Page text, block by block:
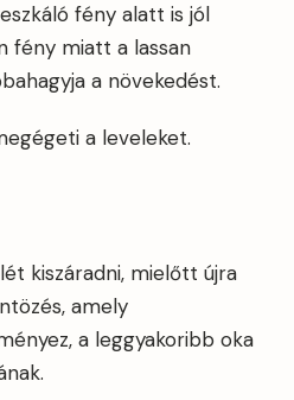
fény alatt is jól
fény miatt a lassan
a növekedést.
a leveleket.
kiszáradni, mielőtt újra
amely
a leggyakoribb oka